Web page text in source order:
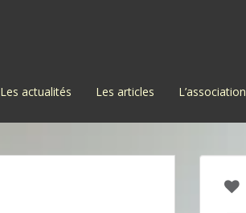
Les actualités Les articles L’association